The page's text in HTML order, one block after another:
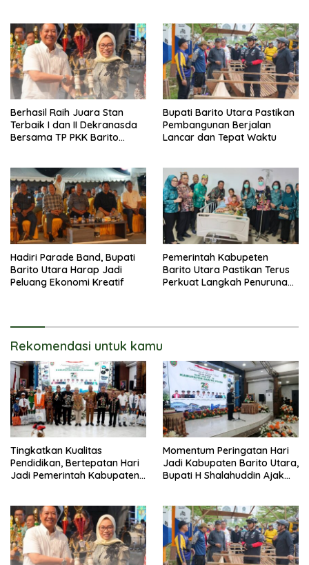
Daerah
Berhasil Raih Juara Stan
Terbaik I dan II Dekranasda
Bersama TP PKK Barito
Bupati Barito Utara Pastikan
Pembangunan Berjalan
Lancar dan Tepat Waktu
Hadiri Parade Band, Bupati
Barito Utara Harap Jadi
Peluang Ekonomi Kreatif
Pemerintah Kabupeten
Barito Utara Pastikan Terus
Perkuat Langkah Penurunan
Rekomendasi untuk kamu
Tingkatkan Kualitas
Pendidikan, Bertepatan Hari
Jadi Pemerintah Kabupaten
Momentum Peringatan Hari
Jadi Kabupaten Barito Utara,
Bupati H Shalahuddin Ajak
Daerah